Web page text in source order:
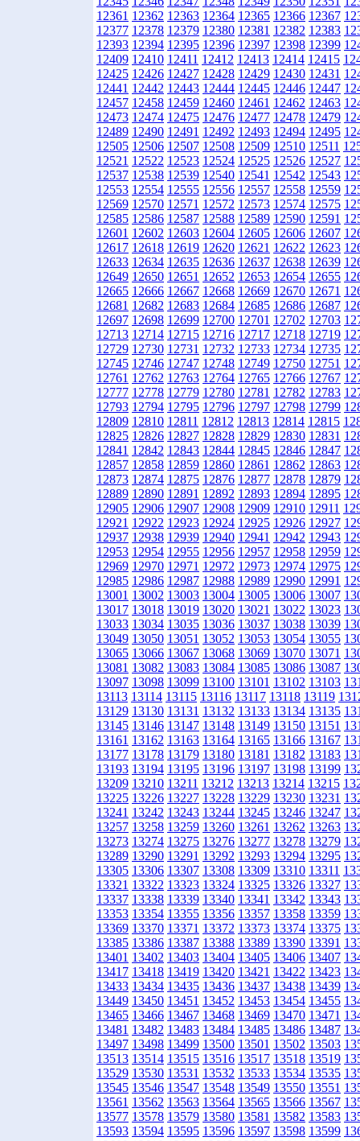
12361 12362 12363 12364 12365 12366 12367
12377 12378 12379 12380 12381 12382 12383
12393 12394 12395 12396 12397 12398 12399
12409 12410 12411 12412 12413 12414 12415
12425 12426 12427 12428 12429 12430 12431
12441 12442 12443 12444 12445 12446 12447
12457 12458 12459 12460 12461 12462 12463
12473 12474 12475 12476 12477 12478 12479
12489 12490 12491 12492 12493 12494 12495
12505 12506 12507 12508 12509 12510 12511
12521 12522 12523 12524 12525 12526 12527
12537 12538 12539 12540 12541 12542 12543
12553 12554 12555 12556 12557 12558 12559
12569 12570 12571 12572 12573 12574 12575
12585 12586 12587 12588 12589 12590 12591
12601 12602 12603 12604 12605 12606 12607
12617 12618 12619 12620 12621 12622 12623
12633 12634 12635 12636 12637 12638 12639
12649 12650 12651 12652 12653 12654 12655
12665 12666 12667 12668 12669 12670 12671
12681 12682 12683 12684 12685 12686 12687
12697 12698 12699 12700 12701 12702 12703
12713 12714 12715 12716 12717 12718 12719
12729 12730 12731 12732 12733 12734 12735
12745 12746 12747 12748 12749 12750 12751
12761 12762 12763 12764 12765 12766 12767
12777 12778 12779 12780 12781 12782 12783
12793 12794 12795 12796 12797 12798 12799
12809 12810 12811 12812 12813 12814 12815
12825 12826 12827 12828 12829 12830 12831
12841 12842 12843 12844 12845 12846 12847
12857 12858 12859 12860 12861 12862 12863
12873 12874 12875 12876 12877 12878 12879
12889 12890 12891 12892 12893 12894 12895
12905 12906 12907 12908 12909 12910 12911
12921 12922 12923 12924 12925 12926 12927
12937 12938 12939 12940 12941 12942 12943
12953 12954 12955 12956 12957 12958 12959
12969 12970 12971 12972 12973 12974 12975
12985 12986 12987 12988 12989 12990 12991
13001 13002 13003 13004 13005 13006 13007
13017 13018 13019 13020 13021 13022 13023
13033 13034 13035 13036 13037 13038 13039
13049 13050 13051 13052 13053 13054 13055
13065 13066 13067 13068 13069 13070 13071
13081 13082 13083 13084 13085 13086 13087
13097 13098 13099 13100 13101 13102 13103
13113 13114 13115 13116 13117 13118 13119
13129 13130 13131 13132 13133 13134 13135
13145 13146 13147 13148 13149 13150 13151
13161 13162 13163 13164 13165 13166 13167
13177 13178 13179 13180 13181 13182 13183
13193 13194 13195 13196 13197 13198 13199
13209 13210 13211 13212 13213 13214 13215
13225 13226 13227 13228 13229 13230 13231
13241 13242 13243 13244 13245 13246 13247
13257 13258 13259 13260 13261 13262 13263
13273 13274 13275 13276 13277 13278 13279
13289 13290 13291 13292 13293 13294 13295
13305 13306 13307 13308 13309 13310 13311
13321 13322 13323 13324 13325 13326 13327
13337 13338 13339 13340 13341 13342 13343
13353 13354 13355 13356 13357 13358 13359
13369 13370 13371 13372 13373 13374 13375
13385 13386 13387 13388 13389 13390 13391
13401 13402 13403 13404 13405 13406 13407
13417 13418 13419 13420 13421 13422 13423
13433 13434 13435 13436 13437 13438 13439
13449 13450 13451 13452 13453 13454 13455
13465 13466 13467 13468 13469 13470 13471
13481 13482 13483 13484 13485 13486 13487
13497 13498 13499 13500 13501 13502 13503
13513 13514 13515 13516 13517 13518 13519
13529 13530 13531 13532 13533 13534 13535
13545 13546 13547 13548 13549 13550 13551
13561 13562 13563 13564 13565 13566 13567
13577 13578 13579 13580 13581 13582 13583
13593 13594 13595 13596 13597 13598 13599